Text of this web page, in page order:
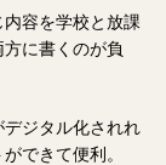
容を学校と放課
に書くのが負
ジタル化されれ
できて便利。